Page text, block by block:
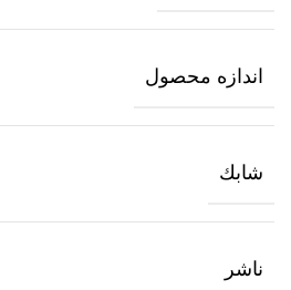
اندازه محصول
شابك
ناشر